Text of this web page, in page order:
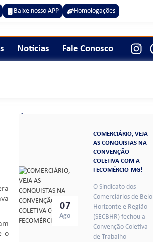
Baixe nosso APP Homologações
Notícias Fale Conosco
o
07
Ago
COMERCIÁRIO, VEJA
AS CONQUISTAS NA
CONVENÇÃO
COLETIVA COM A
FECOMÉRCIO-MG!
O Sindicato dos
Comerciários de Belo
Horizonte e Região
(SECBHR) fechou a
Convenção Coletiva
de Trabalho